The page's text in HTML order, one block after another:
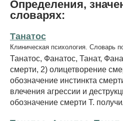
Определения,
словарях:
Танатос
Клиническая психология. Словарь
Танатос, Фанатос, Танат,
смерти, 2) олицетворение
обозначение инстинкта
влечения агрессии и
обозначение смерти Т.